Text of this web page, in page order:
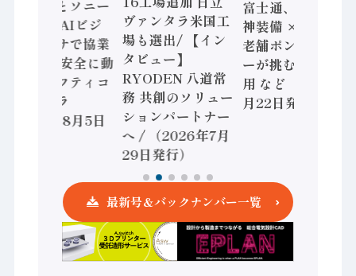
三菱電機とソニー
セミコン AIビジ
ョンセンサで協業
/ IDEC、安全に動
かすセーフティコ
ントローラ
（2026年8月5日
ヴァンタラ米国工
場も選出/ 【イン
タビュー】
RYODEN 八道常
務 共創のソリュー
ションパートナー
へ / （2026年7月
29日発行）
富士通、日立 / 兵
神装備 × HMS、
老舗ポンプメーカ
ーが挑むデータ活
用 など（2026年7
月22日発行）
最新号＆バックナンバー一覧